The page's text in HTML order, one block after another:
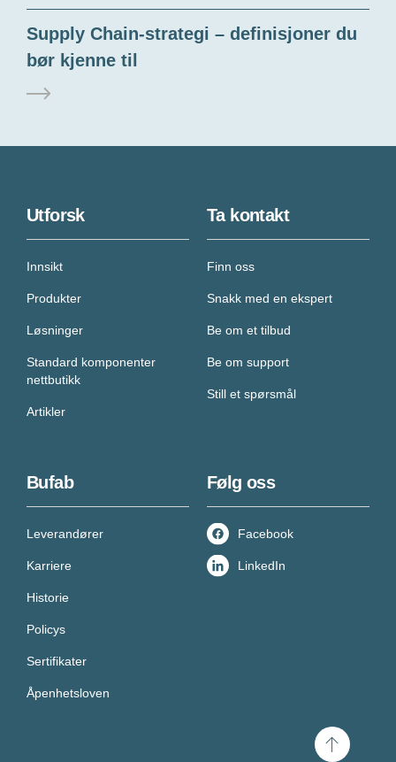
Supply Chain-strategi – definisjoner du
bør kjenne til
Utforsk
Innsikt
Produkter
Løsninger
Standard komponenter
nettbutikk
Artikler
Ta kontakt
Finn oss
Snakk med en ekspert
Be om et tilbud
Be om support
Still et spørsmål
Bufab
Leverandører
Karriere
Historie
Policys
Sertifikater
Åpenhetsloven
Følg oss
Facebook
LinkedIn
Scroll